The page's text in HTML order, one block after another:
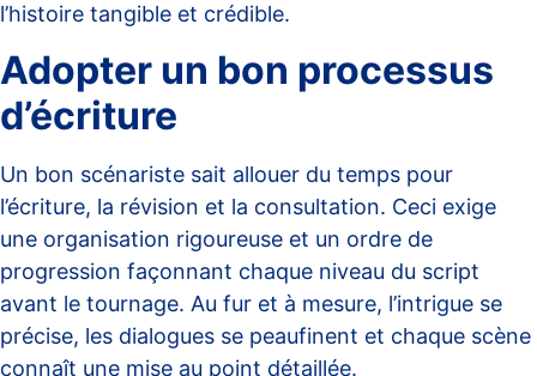
l’histoire tangible et crédible.
Adopter un bon processus
d’écriture
Un bon scénariste sait allouer du temps pour
l’écriture, la révision et la consultation. Ceci exige
une organisation rigoureuse et un ordre de
progression façonnant chaque niveau du script
avant le tournage. Au fur et à mesure, l’intrigue se
précise, les dialogues se peaufinent et chaque scène
connaît une mise au point détaillée.